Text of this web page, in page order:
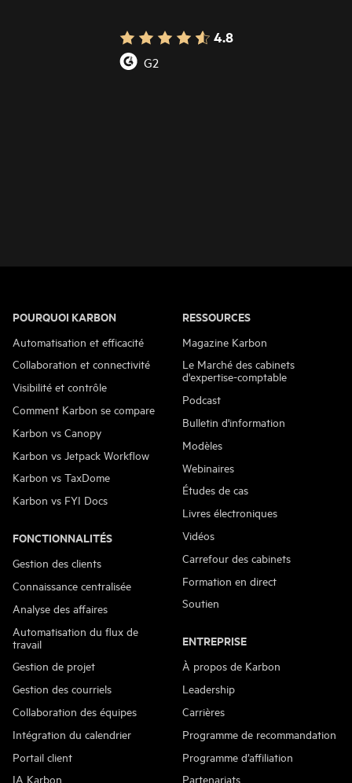
4.8
G2
POURQUOI KARBON
Automatisation et efficacité
Collaboration et connectivité
Visibilité et contrôle
Comment Karbon se compare
Karbon vs Canopy
Karbon vs Jetpack Workflow
Karbon vs TaxDome
Karbon vs FYI Docs
FONCTIONNALITÉS
Gestion des clients
Connaissance centralisée
Analyse des affaires
Automatisation du flux de
travail
Gestion de projet
Gestion des courriels
Collaboration des équipes
Intégration du calendrier
Portail client
IA Karbon
RESSOURCES
Magazine Karbon
Le Marché des cabinets
d'expertise-comptable
Podcast
Bulletin d'information
Modèles
Webinaires
Études de cas
Livres électroniques
Vidéos
Carrefour des cabinets
Formation en direct
Soutien
ENTREPRISE
À propos de Karbon
Leadership
Carrières
Programme de recommandation
Programme d’affiliation
Partenariats